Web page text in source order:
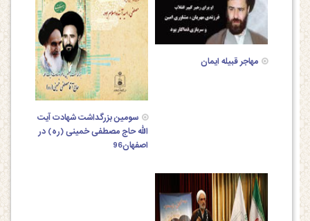
مهاجر قبیله ایمان
سومین بزرگداشت شهادت آیت
الله حاج مصطفی خمینی (ره) در
اصفهان96